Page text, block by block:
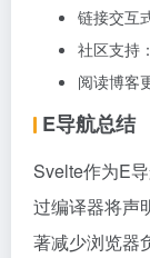
链接交互
社区支持
阅读博客
E导航总结
Svelte作为E
过编译器将声
著减少浏览器